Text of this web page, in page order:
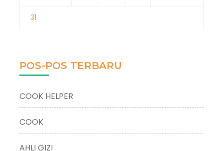
31
POS-POS TERBARU
COOK HELPER
COOK
AHLI GIZI